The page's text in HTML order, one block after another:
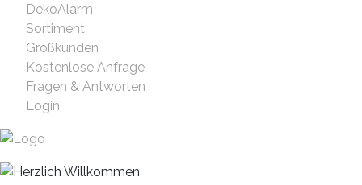
DekoAlarm
Sortiment
Großkunden
Kostenlose Anfrage
Fragen & Antworten
Login